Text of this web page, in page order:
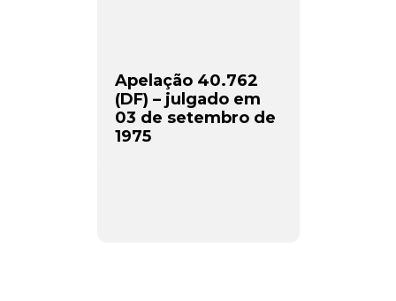
Apelação 40.762
(DF) – julgado em
03 de setembro de
1975